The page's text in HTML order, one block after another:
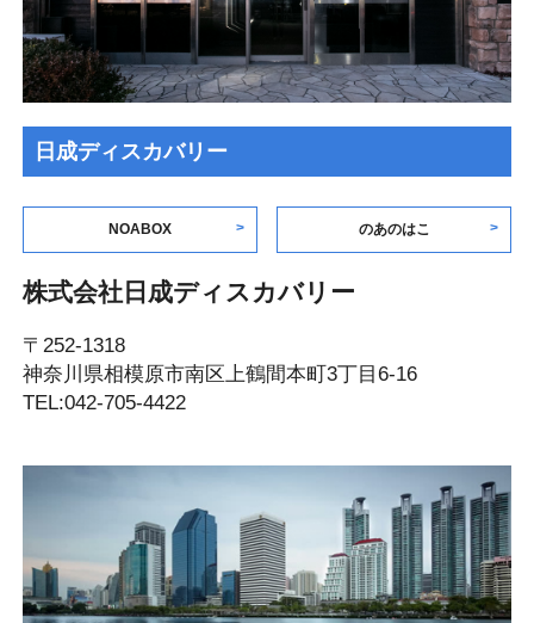
日成ディスカバリー
NOABOX のあのはこ
株式会社日成ディスカバリー
〒252-1318
神奈川県相模原市南区上鶴間本町3丁目6-16
TEL:042-705-4422